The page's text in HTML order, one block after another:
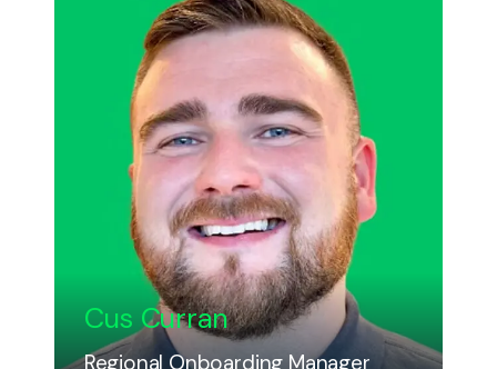
Cus Curran
Regional Onboarding Manager